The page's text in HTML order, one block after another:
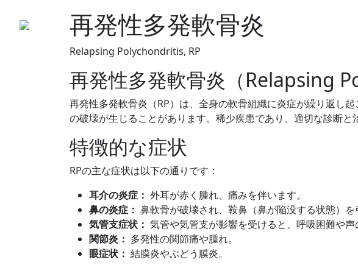
再発性多発軟骨炎
Relapsing Polychondritis, RP
再発性多発軟骨炎（Relapsing
再発性多発軟骨炎（RP）は、全身の軟骨組織に炎症が繰り返し
の破壊が生じることがあります。稀少疾患であり、適切な診断と
特徴的な症状
RPの主な症状は以下の通りです：
耳介の炎症： 外耳が赤く腫れ、痛みを伴います。
鼻の炎症： 鼻軟骨が破壊され、鞍鼻（鼻が陥没する状態）を
気管支症状： 気管や気管支が影響を受けると、呼吸困難や声
関節炎： 多発性の関節痛や腫れ。
眼症状： 結膜炎やぶどう膜炎。